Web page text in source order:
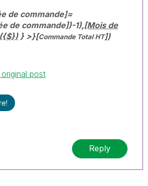
de commande]=
de commande])-1),[Mois de
} >}[Commande Total HT])
post
Reply